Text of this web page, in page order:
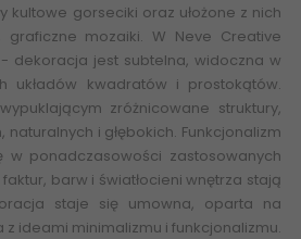
kultowe gorseciki oraz ułożone z nich
mozaiki. W Neve Creative
dekoracja jest subtelna, widoczna w
układów kwadratów i prostokątów.
zróżnicowane struktury,
naturalnych i głębokich. Funkcjonalizm
ponadczasowości zastosowanych
barw i światłocieni wnętrza stają
staje się umowna, oparta na
ideami minimalizmu i funkcjonalizmu.